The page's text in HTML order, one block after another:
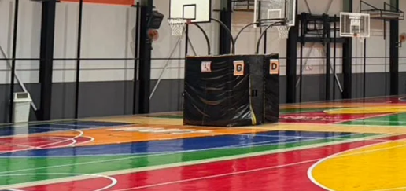
堺店
大会・イベント情報
HOOPERSスクール
バスケ×BBQ
お知らせ
スタッフブログ